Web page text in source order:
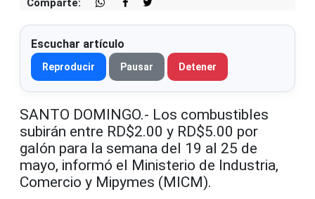
Comparte:
Escuchar artículo
Reproducir Pausar Detener
SANTO DOMINGO.- Los combustibles
subirán entre RD$2.00 y RD$5.00 por
galón para la semana del 19 al 25 de
mayo, informó el Ministerio de Industria,
Comercio y Mipymes (MICM).